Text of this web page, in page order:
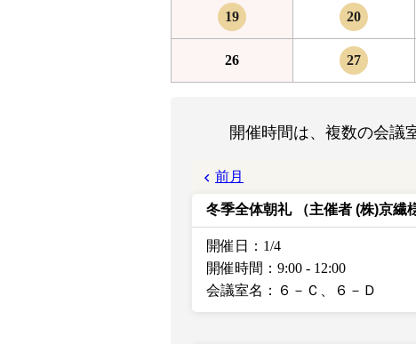
19 20
26 27
開催時間は、複数の会議
前月
冬季全体朝礼
（主催者 (株)京繊
開催日：1/4
開催時間：9:00 - 12:00
会議室名：６－Ｃ、６－Ｄ